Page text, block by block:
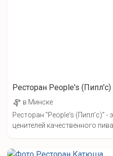
Ресторан People's (Пипл'c)
в Минске
Ресторан "People's (Пипл'c)" -
ценителей качественного пива